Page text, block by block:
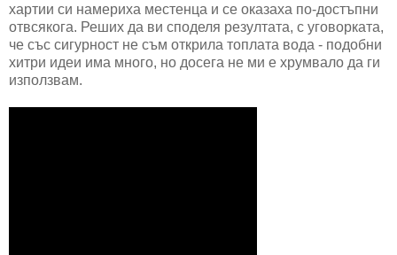
хартии си намериха местенца и се оказаха по-достъпни
отвсякога. Реших да ви споделя резултата, с уговорката,
че със сигурност не съм открила топлата вода - подобни
хитри идеи има много, но досега не ми е хрумвало да ги
използвам.